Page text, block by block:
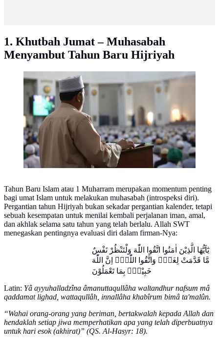
1. Khutbah Jumat – Muhasabah
Menyambut Tahun Baru Hijriyah
Ilustrasi Khutbah. (Foto: Meta AI)
Tahun Baru Islam atau 1 Muharram merupakan momentum penting
bagi umat Islam untuk melakukan muhasabah (introspeksi diri).
Pergantian tahun Hijriyah bukan sekadar pergantian kalender, tetapi
sebuah kesempatan untuk menilai kembali perjalanan iman, amal,
dan akhlak selama satu tahun yang telah berlalu. Allah SWT
menegaskan pentingnya evaluasi diri dalam firman-Nya:
يٰٓاَيُّهَا الَّذِيْنَ اٰمَنُوا اتَّقُوا اللّٰهَ وَلْتَنْظُرْ نَفْسٌ
مَّا قَدَّمَتْ لِغَدٍۚ وَاتَّقُوا اللّٰهَۗ اِنَّ اللّٰهَ
خَبِيْرٌۢ بِمَا تَعْمَلُوْنَ
Latin: Yâ ayyuhalladzîna âmanuttaqullâha waltandhur nafsum mâ
qaddamat lighad, wattaqullâh, innallâha khabîrum bimâ ta'malûn.
“Wahai orang-orang yang beriman, bertakwalah kepada Allah dan
hendaklah setiap jiwa memperhatikan apa yang telah diperbuatnya
untuk hari esok (akhirat)” (QS. Al-Hasyr: 18).